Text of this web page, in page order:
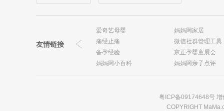
友情链接
爱奇艺母婴
痛经止痛
备孕经验
妈妈网小百科
妈妈网家居
微信社群管理工具
京正孕婴童展会
妈妈网亲子点评
女性百科
杨刚
孕婴童
杨刚
粤ICP备09174648号
COPYRIGHT